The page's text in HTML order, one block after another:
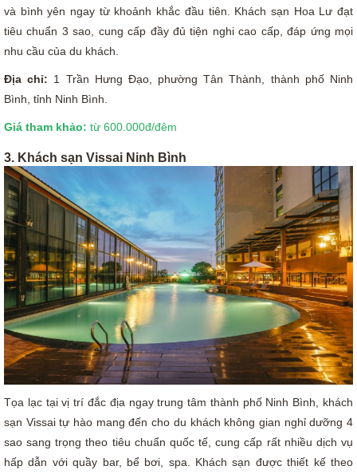
và bình yên ngay từ khoảnh khắc đầu tiên. Khách sạn Hoa Lư đạt
tiêu chuẩn 3 sao, cung cấp đầy đủ tiện nghi cao cấp, đáp ứng mọi
nhu cầu của du khách.
Địa chỉ: 1 Trần Hưng Đạo, phường Tân Thành, thành phố Ninh
Bình, tỉnh Ninh Bình.
Giá tham khảo: từ 600.000đ/đêm
3. Khách sạn Vissai Ninh Bình
Tọa lạc tại vị trí đắc địa ngay trung tâm thành phố Ninh Bình, khách
sạn Vissai tự hào mang đến cho du khách không gian nghỉ dưỡng 4
sao sang trọng theo tiêu chuẩn quốc tế, cung cấp rất nhiều dịch vụ
hấp dẫn với quầy bar, bể bơi, spa. Khách sạn được thiết kế theo